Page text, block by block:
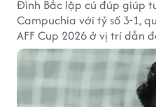
Đình Bắc lập cú đúp giúp
Campuchia với tỷ số 3-1,
AFF Cup 2026 ở vị trí dẫn